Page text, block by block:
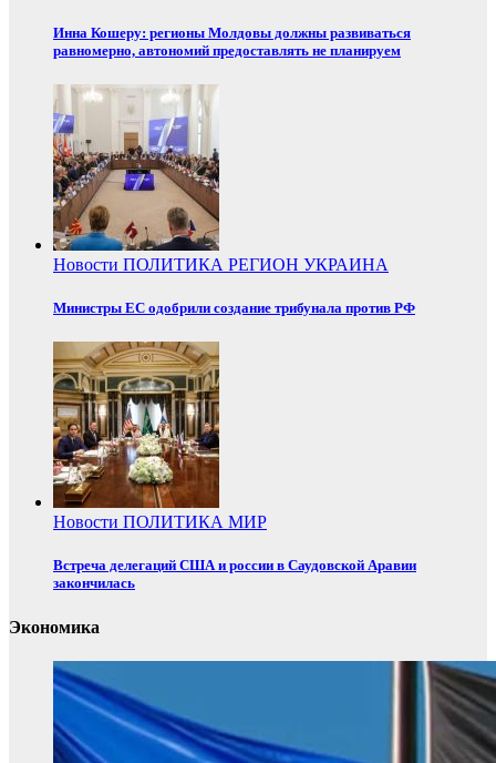
Инна Кошеру: регионы Молдовы должны развиваться
равномерно, автономий предоставлять не планируем
Новости ПОЛИТИКА РЕГИОН УКРАИНА
Министры ЕС одобрили создание трибунала против РФ
Новости ПОЛИТИКА МИР
Встреча делегаций США и россии в Саудовской Аравии
закончилась
Экономика